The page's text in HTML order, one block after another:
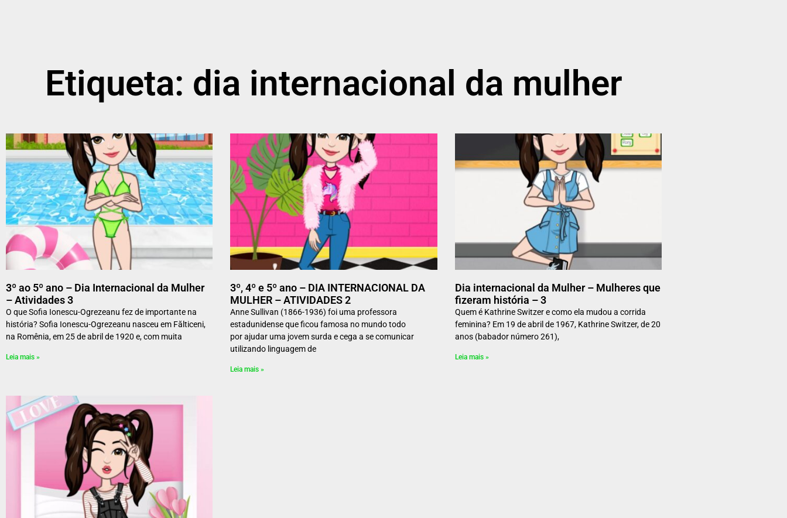
Etiqueta: dia internacional da mulher
3º ao 5º ano – Dia Internacional da Mulher
– Atividades 3
O que Sofia Ionescu-Ogrezeanu fez de importante na
história? Sofia Ionescu-Ogrezeanu nasceu em Fălticeni,
na Romênia, em 25 de abril de 1920 e, com muita
Leia mais »
3º, 4º e 5º ano – DIA INTERNACIONAL DA
MULHER – ATIVIDADES 2
Anne Sullivan (1866-1936) foi uma professora
estadunidense que ficou famosa no mundo todo
por ajudar uma jovem surda e cega a se comunicar
utilizando linguagem de
Leia mais »
Dia internacional da Mulher – Mulheres que
fizeram história – 3
Quem é Kathrine Switzer e como ela mudou a corrida
feminina? Em 19 de abril de 1967, Kathrine Switzer, de 20
anos (babador número 261),
Leia mais »